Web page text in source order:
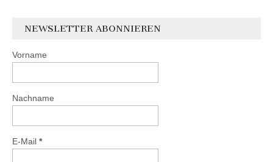
NEWSLETTER ABONNIEREN
Vorname
Nachname
E-Mail *